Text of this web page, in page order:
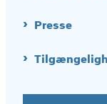
Presse